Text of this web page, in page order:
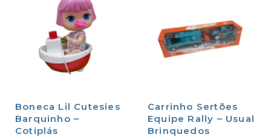
Boneca Lil Cutesies
Barquinho –
Cotiplás
Carrinho Sertões
Equipe Rally – Usual
Brinquedos